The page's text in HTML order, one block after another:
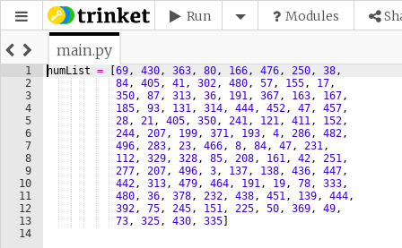
Run Modules
main.py
1
2
3
4
5
6
7
8
9
10
11
12
13
14
numList = 69, 430, 363, 80, 166, 476, 250, 38,
84, 405, 41, 302, 480, 57, 155, 17,
350, 87, 313, 36, 191, 367, 163, 167,
185, 93, 131, 314, 444, 452, 47, 457,
28, 21, 405, 350, 241, 121, 411, 152,
244, 207, 199, 371, 193, 4, 286, 482,
496, 283, 23, 466, 8, 84, 47, 231,
112, 329, 328, 85, 208, 161, 42, 251,
277, 207, 496, 3, 137, 138, 436, 447,
442, 313, 479, 464, 191, 19, 78, 333,
480, 36, 378, 232, 438, 451, 139, 444,
392, 75, 245, 151, 225, 50, 369, 49,
73, 325, 430, 335